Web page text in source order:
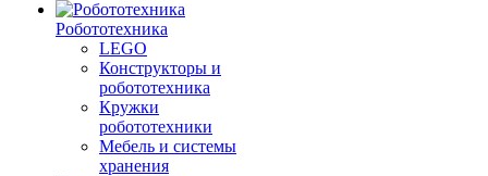
Робототехника
LEGO
Конструкторы и
робототехника
Кружки
робототехники
Мебель и системы
хранения